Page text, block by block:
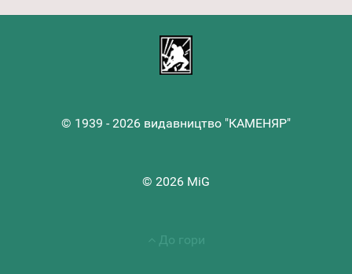
© 1939 - 2026 видавництво "КАМЕНЯР"
© 2026 MiG
До гори